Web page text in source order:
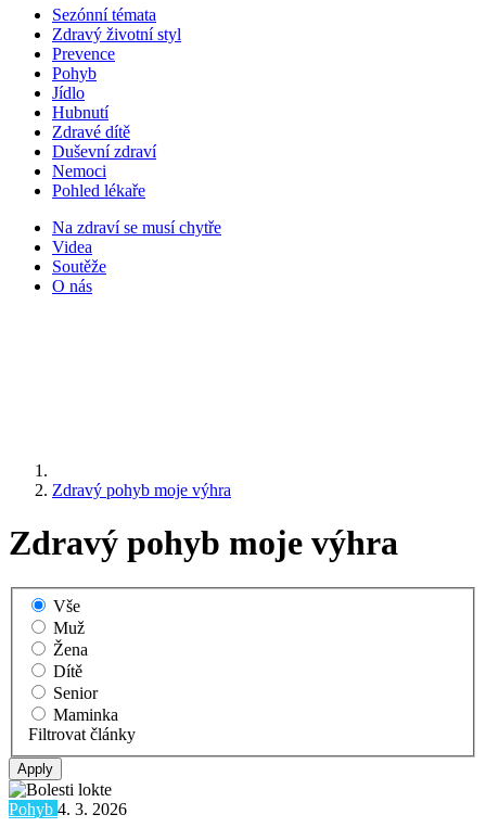
Sezónní témata
Zdravý životní styl
Prevence
Pohyb
Jídlo
Hubnutí
Zdravé dítě
Duševní zdraví
Nemoci
Pohled lékaře
Na zdraví se musí chytře
Videa
Soutěže
O nás
Zdravý pohyb moje výhra
Zdravý pohyb moje výhra
Vše
Muž
Žena
Dítě
Senior
Maminka
Filtrovat články
Pohyb 4. 3. 2026